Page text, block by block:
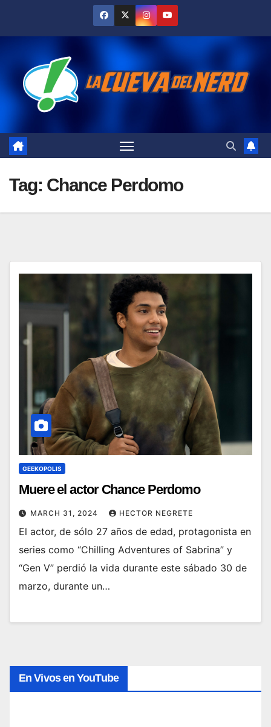
Tag: Chance Perdomo
GEEKOPOLIS
Muere el actor Chance Perdomo
MARCH 31, 2024 HECTOR NEGRETE
El actor, de sólo 27 años de edad, protagonista en
series como “Chilling Adventures of Sabrina” y
“Gen V” perdió la vida durante este sábado 30 de
marzo, durante un…
En Vivos en YouTube